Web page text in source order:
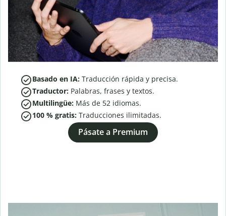
Basado en IA: Traducción rápida y precisa.
Traductor: Palabras, frases y textos.
Multilingüe: Más de 52 idiomas.
100 % gratis: Traducciones ilimitadas.
Pásate a Premium